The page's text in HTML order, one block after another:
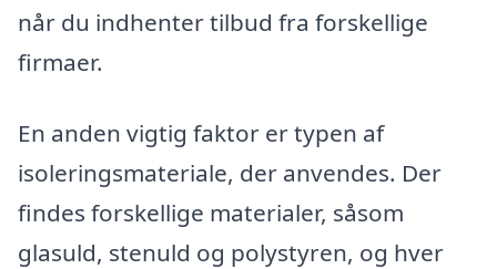
når du indhenter tilbud fra forskellige
firmaer.
En anden vigtig faktor er typen af
isoleringsmateriale, der anvendes. Der
findes forskellige materialer, såsom
glasuld, stenuld og polystyren, og hver